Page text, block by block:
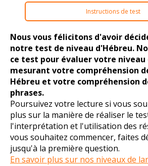
Instructions de test
Nous vous félicitons d'avoir
notre test de niveau d'Hébreu.
ce test pour évaluer votre niveau
mesurant votre compréhension
Hébreu et votre compréhension
phrases.
Poursuivez votre lecture si vous
plus sur la manière de réaliser le
l'interprétation et l'utilisation des
vous souhaitez commencer, faites
jusqu'à la première question.
En savoir plus sur nos niveaux de